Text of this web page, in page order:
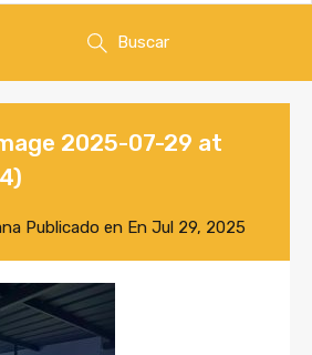
Buscar
2025-07-29 at
Publicado en En Jul 29, 2025